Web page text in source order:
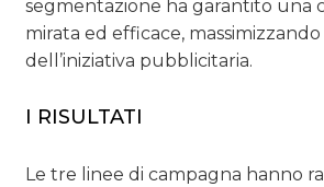
segmentazione ha garantito una
mirata ed efficace,
dell’iniziativa pubblicitaria.
I RISULTATI
Le tre linee di campagna hanno